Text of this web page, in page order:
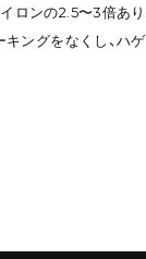
ロンの2.5〜3倍あ
ングをなくし、ハ